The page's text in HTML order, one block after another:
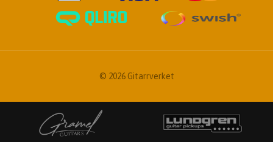
© 2026 Gitarrverket